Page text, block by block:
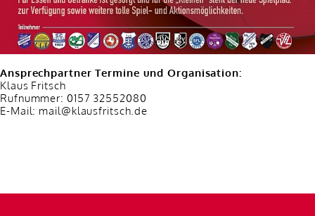
Ansprechpartner Termine und Organisation:
Klaus Fritsch
Rufnummer: 0157 32552080
E-Mail: mail@klausfritsch.de